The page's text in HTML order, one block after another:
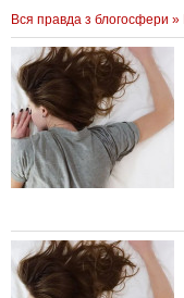
Вся правда з блогосфери »